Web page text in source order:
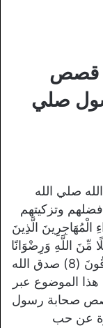
قصص
صلي
صلي الله
وتزكيتهم
الْمُهَاجِرِينَ الَّذِينَ
مِّنَ اللَّهِ وَرِضْوَانًا
وَيَنصُرُونَ اللَّهَ وَرَسُولَهُ ۚ أُولَٰئِكَ هُمُ الصَّادِقُونَ (8) صدق الله
الموضوع عبر
صحابة رسول
عن حب